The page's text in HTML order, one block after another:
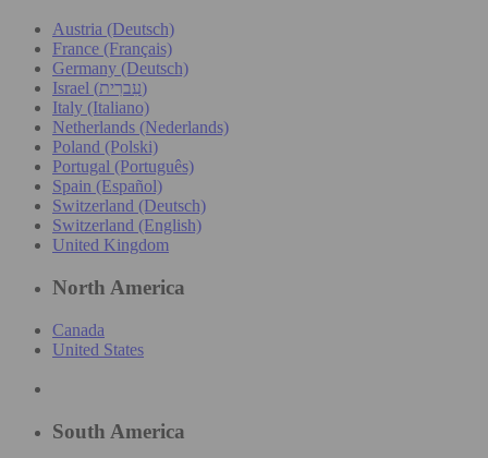
Austria (Deutsch)
France (Français)
Germany (Deutsch)
Israel (עִברִית)
Italy (Italiano)
Netherlands (Nederlands)
Poland (Polski)
Portugal (Português)
Spain (Español)
Switzerland (Deutsch)
Switzerland (English)
United Kingdom
North America
Canada
United States
South America